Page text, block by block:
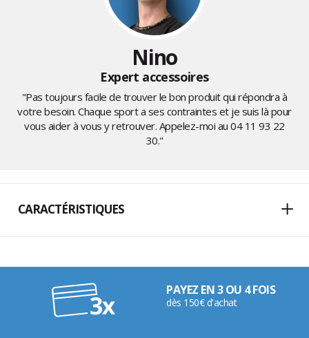
Nino
Expert accessoires
"Pas toujours facile de trouver le bon produit qui répondra à
votre besoin. Chaque sport a ses contraintes et je suis là pour
vous aider à vous y retrouver. Appelez-moi au04 11 93 22
30."
CARACTÉRISTIQUES
PAYEZ EN 3 OU 4 FOIS
dès 150€ d'achat